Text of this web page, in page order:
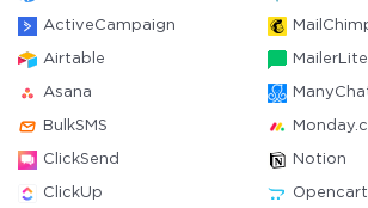
ActiveCampaign
Airtable MailerLite
Asana
BulkSMS
ClickSend Notion
ClickUp Opencart